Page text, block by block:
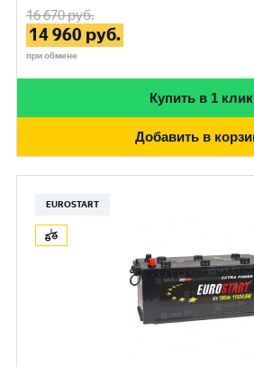
16 670руб.
14 960 руб.
при обмене
Купить в 1 клик
Добавить в
EUROSTART